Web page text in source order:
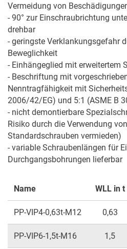
Vermeidung von
- 90° zur Einschraubrichtung
drehbar
- geringste Verklankungsgefahr
Beweglichkeit
- Einhängeglied mit erweitertem
- Beschriftung mit
Nenntragfähigkeit mit
2006/42/EG) und 5:1 (ASME B
- nicht demontierbare
Risiko durch die Verwendung
Standardschrauben vermieden)
- variable Schraubenlängen für
Durchgangsbohrungen lieferbar
Name WLL in t
PP-VIP4-0,63t-M12 0,63
PP-VIP6-1,5t-M16 1,5